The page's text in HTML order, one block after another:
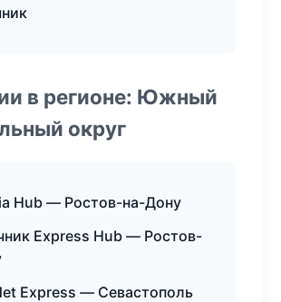
в регионе: Южный
округ
Hub — Ростов-на-Дону
Express Hub — Ростов-
Express — Севастополь